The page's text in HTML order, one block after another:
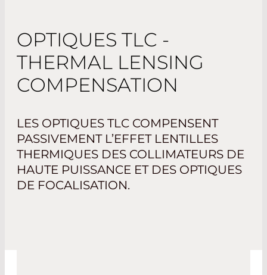
OPTIQUES TLC -
THERMAL LENSING
COMPENSATION
LES OPTIQUES TLC COMPENSENT
PASSIVEMENT L’EFFET LENTILLES
THERMIQUES DES COLLIMATEURS DE
HAUTE PUISSANCE ET DES OPTIQUES
DE FOCALISATION.